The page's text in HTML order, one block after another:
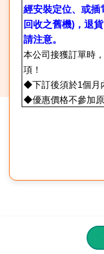
經安裝定位、或插
回收之舊機)，退
請注意。
本公司接獲訂單時
項！
◆下訂後須於1個月
◆優惠價格不參加原